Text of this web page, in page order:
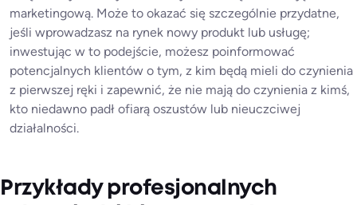
marketingową. Może to okazać się szczególnie przydatne,
jeśli wprowadzasz na rynek nowy produkt lub usługę;
inwestując w to podejście, możesz poinformować
potencjalnych klientów o tym, z kim będą mieli do czynienia
z pierwszej ręki i zapewnić, że nie mają do czynienia z kimś,
kto niedawno padł ofiarą oszustów lub nieuczciwej
działalności.
Przykłady profesjonalnych